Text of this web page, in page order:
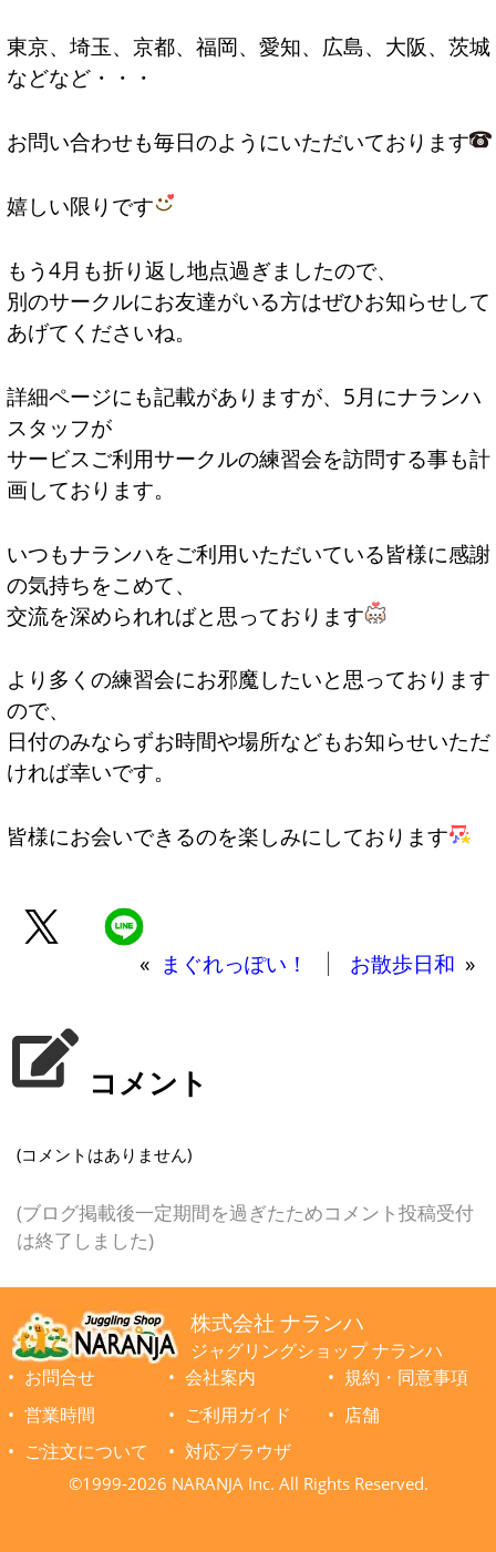
東京、埼玉、京都、福岡、愛知、広島、大阪、茨城
などなど・・・
お問い合わせも毎日のようにいただいております
嬉しい限りです
もう4月も折り返し地点過ぎましたので、
別のサークルにお友達がいる方はぜひお知らせして
あげてくださいね。
詳細ページにも記載がありますが、5月にナランハ
スタッフが
サービスご利用サークルの練習会を訪問する事も計
画しております。
いつもナランハをご利用いただいている皆様に感謝
の気持ちをこめて、
交流を深められればと思っております
より多くの練習会にお邪魔したいと思っております
ので、
日付のみならずお時間や場所などもお知らせいただ
ければ幸いです。
皆様にお会いできるのを楽しみにしております
« まぐれっぽい！ お散歩日和 »
コメント
(コメントはありません)
(ブログ掲載後一定期間を過ぎたためコメント投稿受付
は終了しました)
株式会社 ナランハ
ジャグリングショップ ナランハ
お問合せ
会社案内
規約・同意事項
営業時間
ご利用ガイド
店舗
ご注文について
対応ブラウザ
©1999-2026 NARANJA Inc. All Rights Reserved.